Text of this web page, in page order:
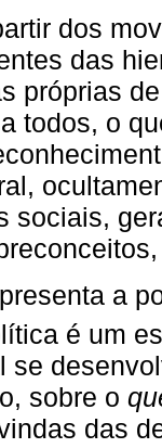
dos
das
próprias
todos, o
sociais,
a
é um
se
sobre o
das